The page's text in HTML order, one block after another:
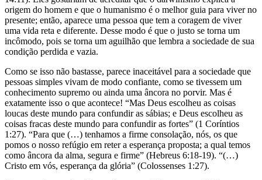
origem do homem e que o humanismo é o melhor guia para viver no
presente; então, aparece uma pessoa que tem a coragem de viver
uma vida reta e diferente. Desse modo é que o justo se torna um
incômodo, pois se torna um aguilhão que lembra a sociedade de sua
condição perdida e vazia.
Como se isso não bastasse, parece inaceitável para a sociedade que
pessoas simples vivam de modo confiante, como se tivessem um
conhecimento supremo ou ainda uma âncora no porvir. Mas é
exatamente isso o que acontece! “Mas Deus escolheu as coisas
loucas deste mundo para confundir as sábias; e Deus escolheu as
coisas fracas deste mundo para confundir as fortes” (1 Coríntios
1:27). “Para que (…) tenhamos a firme consolação, nós, os que
pomos o nosso refúgio em reter a esperança proposta; a qual temos
como âncora da alma, segura e firme” (Hebreus 6:18-19). “(…)
Cristo em vós, esperança da glória” (Colossenses 1:27).